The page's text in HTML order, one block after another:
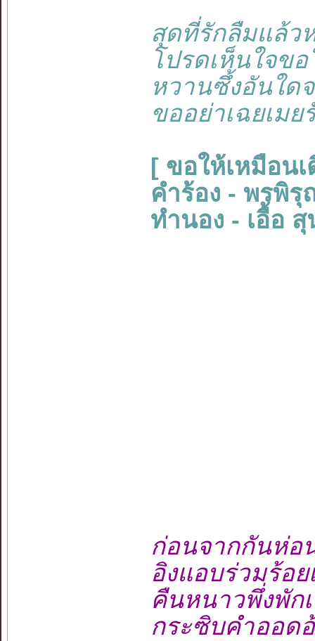
สุดที่รักลืมแล้ว
โปรดเห็นใจข
หวานซึ้งอันใด
ขออย่าเฉยเม
[ ขอให้เหมือน
คำร้อง - พรพิ
ทำนอง - เอื้อ
ก่อนจากกันห่
อิงแอบร่วมร้อ
คืนหนาวพึ่งพั
กระซิบคำออ